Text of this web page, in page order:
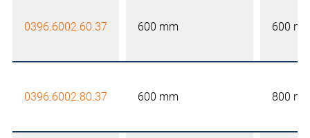
0396.6002.60.37 600 mm 600
0396.6002.80.37 600 mm 800